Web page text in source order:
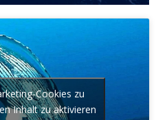
Cookies zu
Inhalt zu aktivieren